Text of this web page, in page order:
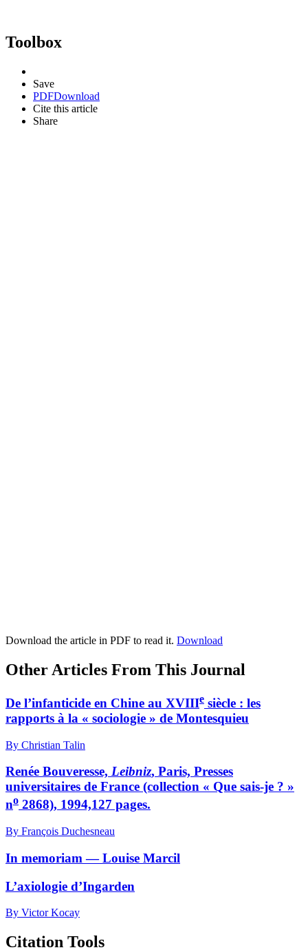
Toolbox
Save
PDFDownload
Cite this article
Share
Download the article in PDF to read it. Download
Other Articles From This Journal
De l’infanticide en Chine au XVIIIe siècle : les
rapports à la « sociologie » de Montesquieu
By Christian Talin
Renée Bouveresse, Leibniz, Paris, Presses
universitaires de France (collection « Que sais-je ? »
no 2868), 1994,127 pages.
By François Duchesneau
In memoriam — Louise Marcil
L’axiologie d’Ingarden
By Victor Kocay
Citation Tools